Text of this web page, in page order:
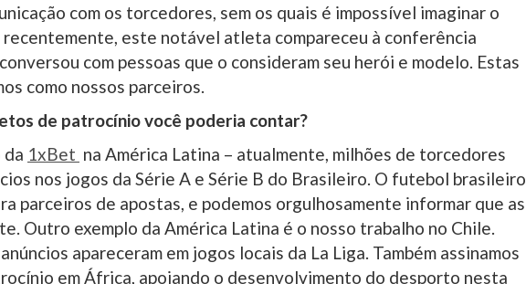
com os torcedores, sem os quais é impossível imaginar o
este notável atleta compareceu à conferência
com pessoas que o consideram seu herói e modelo. Estas
como nossos parceiros.
de patrocínio você poderia contar?
da 1xBet na América Latina – atualmente, milhões de torcedores
nos jogos da Série A e Série B do Brasileiro. O futebol brasileiro
parceiros de apostas, e podemos orgulhosamente informar que as
Outro exemplo da América Latina é o nosso trabalho no Chile.
apareceram em jogos locais da La Liga. Também assinamos
em África, apoiando o desenvolvimento do desporto nesta